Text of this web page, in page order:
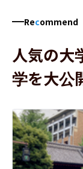
Recommend
人気の大
学を大公